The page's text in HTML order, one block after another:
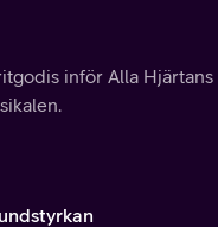
inför Alla Hjärtans